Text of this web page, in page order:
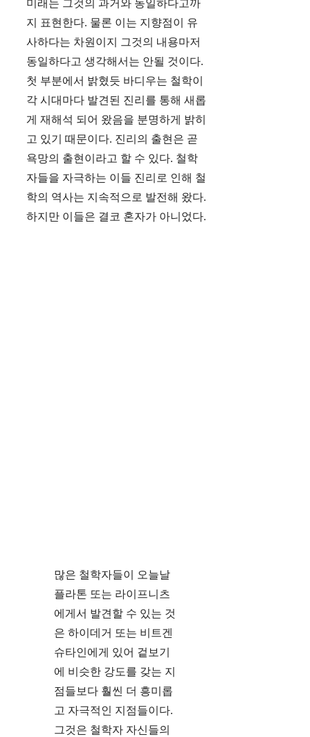
미래는 그것의 과거와 동일하다고까
지 표현한다. 물론 이는 지향점이 유
사하다는 차원이지 그것의 내용마저
동일하다고 생각해서는 안될 것이다.
첫 부분에서 밝혔듯 바디우는 철학이
각 시대마다 발견된 진리를 통해 새롭
게 재해석 되어 왔음을 분명하게 밝히
고 있기 때문이다. 진리의 출현은 곧
욕망의 출현이라고 할 수 있다. 철학
자들을 자극하는 이들 진리로 인해 철
학의 역사는 지속적으로 발전해 왔다.
하지만 이들은 결코 혼자가 아니었다.
많은 철학자들이 오늘날
플라톤 또는 라이프니츠
에게서 발견할 수 있는 것
은 하이데거 또는 비트겐
슈타인에게 있어 겉보기
에 비슷한 강도를 갖는 지
점들보다 훨씬 더 흥미롭
고 자극적인 지점들이다.
그것은 철학자 자신들의